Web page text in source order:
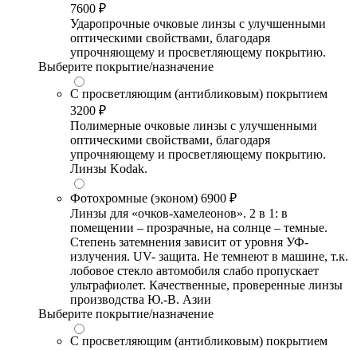
7600 ₽
Ударопрочные очковые линзы с улучшенными
оптическими свойствами, благодаря
упрочняющему и просветляющему покрытию.
Выберите покрытие/назначение
С просветляющим (антибликовым) покрытием
3200 ₽
Полимерные очковые линзы с улучшенными
оптическими свойствами, благодаря
упрочняющему и просветляющему покрытию.
Линзы Kodak.
Фотохромные (эконом) 6900 ₽
Линзы для «очков-хамелеонов». 2 в 1: в
помещении – прозрачные, на солнце – темные.
Степень затемнения зависит от уровня УФ-
излучения. UV- защита. Не темнеют в машине, т.к.
лобовое стекло автомобиля слабо пропускает
ультрафиолет. Качественные, проверенные линзы
производства Ю.-В. Азии
Выберите покрытие/назначение
С просветляющим (антибликовым) покрытием